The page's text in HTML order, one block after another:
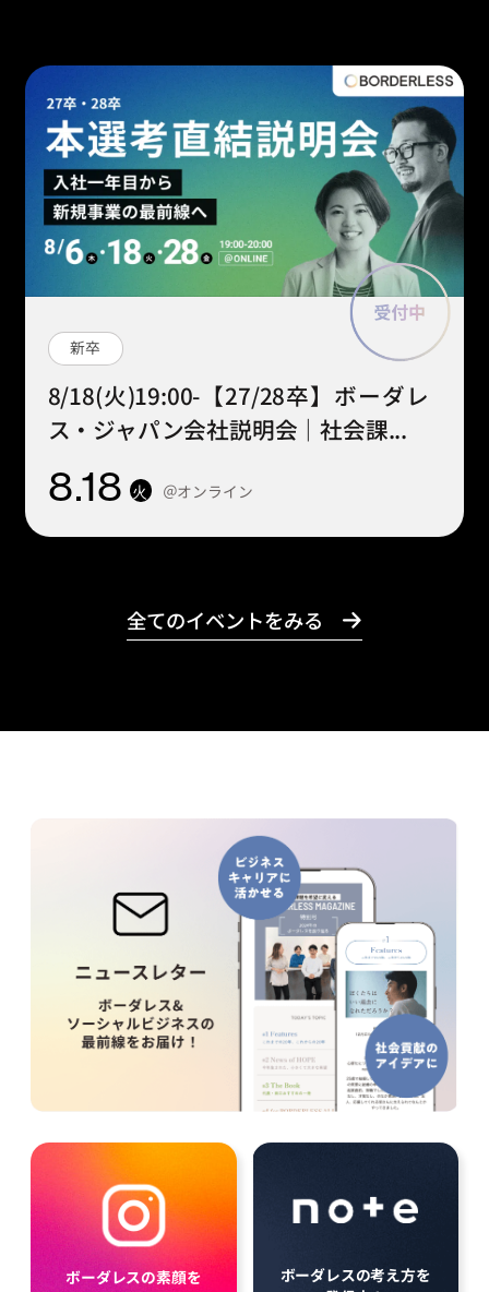
新卒
8/18(火)19:00-【27/28卒】ボーダレ
ス・ジャパン会社説明会｜社会課...
8.18 火 ＠オンライン
全てのイベントをみる
ボーダレスの素顔を
ボーダレスの考え方を